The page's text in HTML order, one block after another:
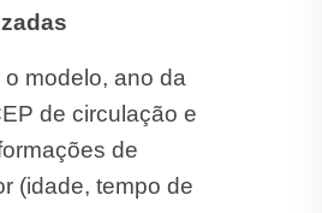
o modelo, ano da
de circulação e
de
(idade, tempo de